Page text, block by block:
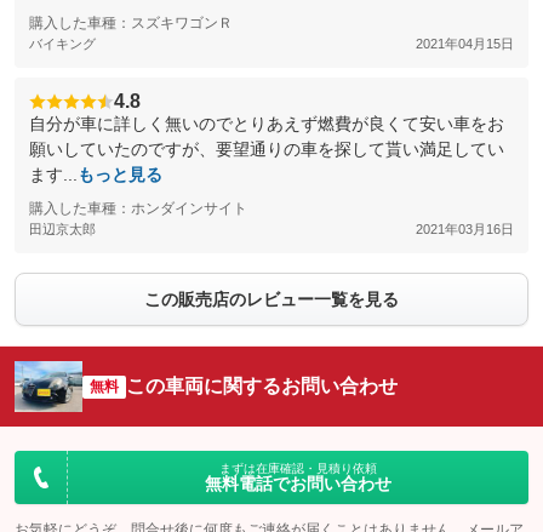
購入した車種：スズキワゴンＲ
バイキング 2021年04月15日
4.8
自分が車に詳しく無いのでとりあえず燃費が良くて安い車をお
願いしていたのですが、要望通りの車を探して貰い満足してい
ます...
もっと見る
購入した車種：ホンダインサイト
田辺京太郎 2021年03月16日
この販売店のレビュー一覧を見る
無料 この車両に関するお問い合わせ
まずは在庫確認・見積り依頼
無料電話でお問い合わせ